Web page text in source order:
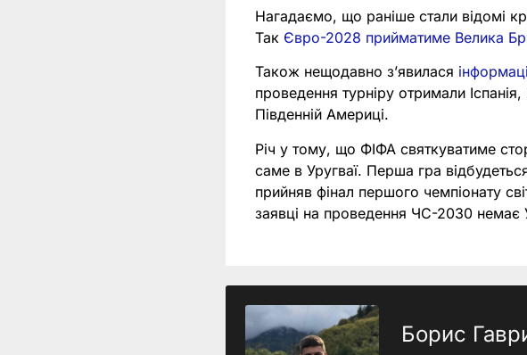
Нагадаємо, що раніше стали відомі
Так Євро-2028 прийматиме Велика
Також нещодавно зʼявилася
проведення турніру отримали
Південній Америці.
Річ у тому, що ФІФА святкуватиме
саме в Уругваї. Перша гра
прийняв фінал першого чемпіонату
заявці на проведення ЧС-2030 немає
Борис